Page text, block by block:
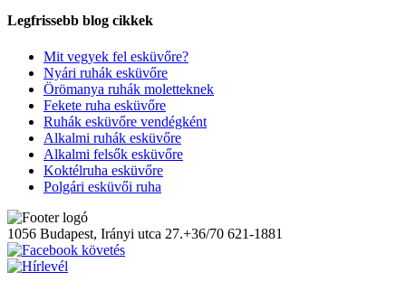
Legfrissebb blog cikkek
Mit vegyek fel esküvőre?
Nyári ruhák esküvőre
Örömanya ruhák moletteknek
Fekete ruha esküvőre
Ruhák esküvőre vendégként
Alkalmi ruhák esküvőre
Alkalmi felsők esküvőre
Koktélruha esküvőre
Polgári esküvői ruha
1056 Budapest, Irányi utca 27.+36/70 621-1881